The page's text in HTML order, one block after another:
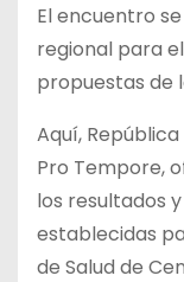
El encuentro
regional para
propuestas de
Aquí,
Pro Tempore,
los resultados
establecidas
de Salud de